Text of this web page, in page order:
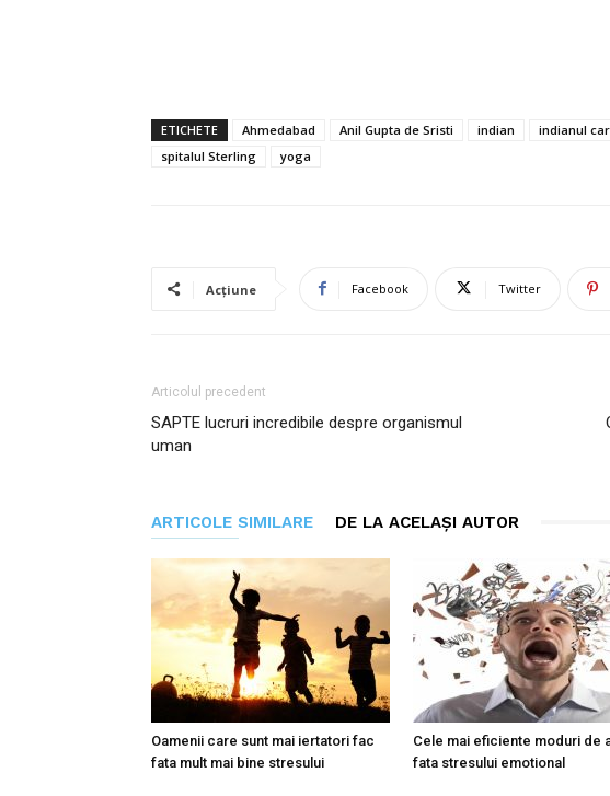
ETICHETE Ahmedabad Anil Gupta de Sristi indian indianul
spitalul Sterling
yoga
Acțiune Facebook Twitter
Articolul precedent
SAPTE lucruri incredibile despre organismul
uman
ARTICOLE SIMILARE DE LA ACELAȘI AUTOR
Oamenii care sunt mai iertatori fac
fata mult mai bine stresului
Cele mai eficiente moduri de
fata stresului emotional